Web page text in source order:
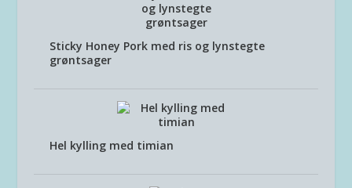
Sticky Honey Pork med ris og lynstegte
grøntsager
Hel kylling med timian